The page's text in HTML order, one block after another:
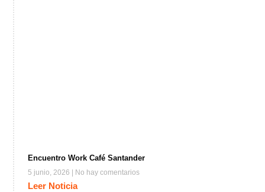
Encuentro Work Café Santander
5 junio, 2026 No hay comentarios
Leer Noticia